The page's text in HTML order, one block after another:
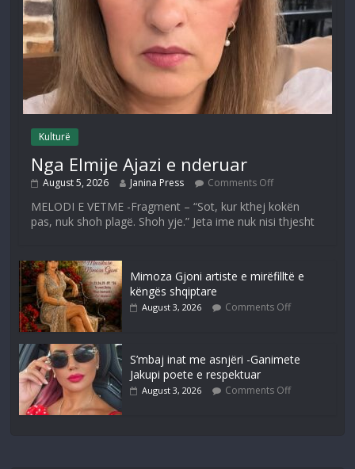
Kulturë
Nga Elmije Ajazi e nderuar
August 5, 2026 Janina Press Comments Off
MELODI E VETME -Fragment – “Sot, kur kthej kokën
pas, nuk shoh plagë. Shoh yje.” Jeta ime nuk nisi thjesht
Mimoza Gjoni artiste e mirëfilltë e
këngës shqiptare
August 3, 2026 Comments Off
S’mbaj inat me asnjëri -Ganimete
Jakupi poete e respektuar
August 3, 2026 Comments Off